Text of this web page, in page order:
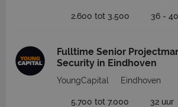
2.600 tot 3.500 36 -
Fulltime Senior
Security in Eindhoven
YoungCapital Eindhoven
5.700 tot 7.000 32 uur